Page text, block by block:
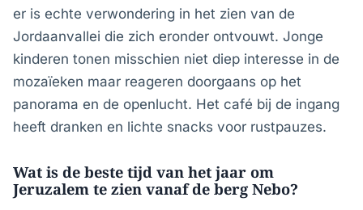
er is echte verwondering in het zien van de
Jordaanvallei die zich eronder ontvouwt. Jonge
kinderen tonen misschien niet diep interesse in de
mozaïeken maar reageren doorgaans op het
panorama en de openlucht. Het café bij de ingang
heeft dranken en lichte snacks voor rustpauzes.
Wat is de beste tijd van het jaar om
Jeruzalem te zien vanaf de berg Nebo?